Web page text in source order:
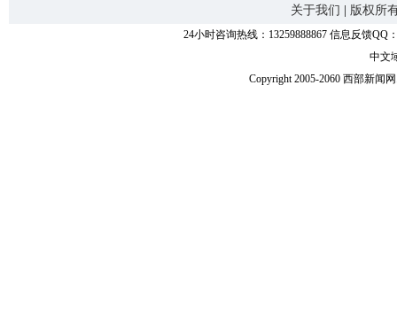
关于我们 版权所
24小时咨询热线：13259888867 信息反馈QQ
中文
Copyright 2005-2060 西部新闻